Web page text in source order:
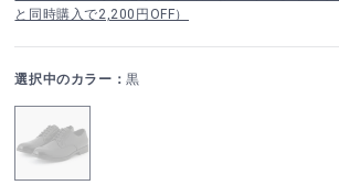
と同時購入で2,200円OFF）
選択中のカラー：黒